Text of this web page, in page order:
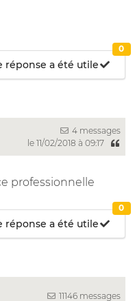
réponse a été utile
0
4 messages
le 11/02/2018 à 09:17
professionnelle
réponse a été utile
0
11146 messages